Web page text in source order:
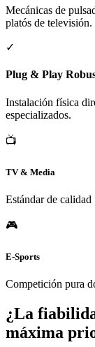
Mecánicas de
platós de televisión.
✓
Plug & Play
Instalación física
especializados.
📺
TV & Media
Estándar de
🎮
E-Sports
Competición pura
¿La
máxima